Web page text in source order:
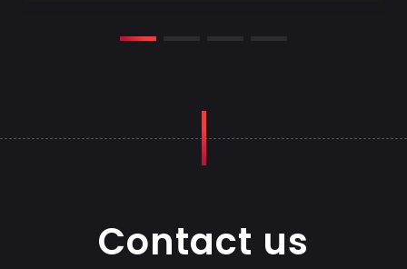
Contact us